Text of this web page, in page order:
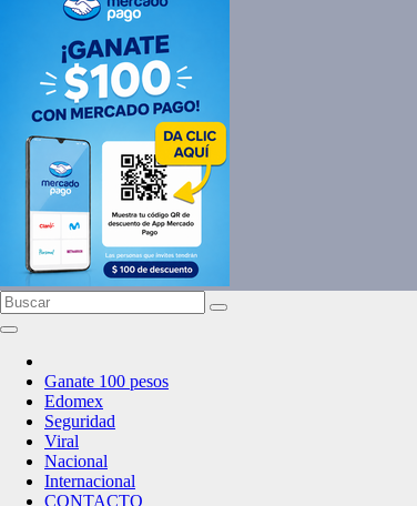
Ganate 100 pesos
Edomex
Seguridad
Viral
Nacional
Internacional
CONTACTO